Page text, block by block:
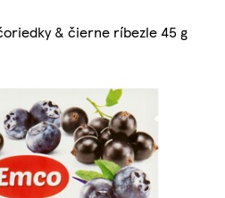
& čierne ríbezle 45 g